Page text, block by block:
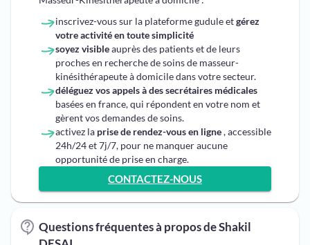
inscrivez-vous sur la plateforme gudule etgérez
votre activité en toute simplicité
soyez visibleauprès des patients et de leurs
proches en recherche de soins de masseur-
kinésithérapeute à domicile dans votre secteur.
déléguez vos appels à des secrétaires médicales
basées en france, qui répondent en votre nom et
gèrent vos demandes de soins.
activez la prise de rendez-vous en ligne, accessible
24h/24 et 7j/7, pour ne manquer aucune
opportunité de prise en charge.
CONTACTEZ-NOUS
Questions fréquentes à propos de Shakil